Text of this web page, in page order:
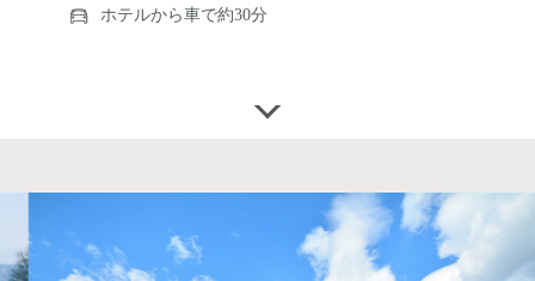
ホテルから車で約30分